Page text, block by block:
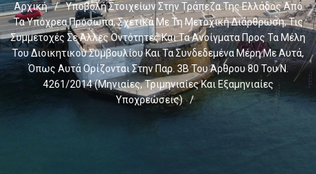
Αρχική /
Υποβολή Στοιχείων Στην Τράπεζα Της Ελλάδος Από
Τα Υπόχρεα Πρόσωπα, Σχετικά Με Τη Μετοχική Διάρθρωση, Τις
Συμμετοχές Σε Άλλες Οντότητες Και Τα Ανοίγματα Προς Τα Μέλη
Του Διοικητικού Συμβουλίου Και Τα Συνδεδεμένα Μέρη Με Αυτά,
Όπως Αυτά Ορίζονται Στην Παρ. 3Β Του Άρθρου 80 Του Ν.
4261/2014 (μηνιαίες, Τριμηνιαίες Και Εξαμηνιαίες
Υποχρεώσεις)
/